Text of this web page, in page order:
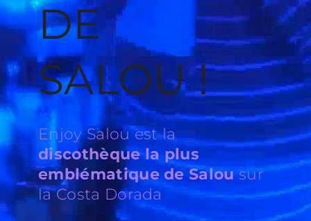
DE
SALOU !
Enjoy Salou est la
discothèque la plus
emblématique de Salousur
la Costa Dorada